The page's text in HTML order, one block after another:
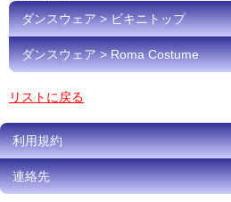
ダンスウェア > ビキニトップ
ダンスウェア > Roma Costume
リストに戻る
利用規約
連絡先